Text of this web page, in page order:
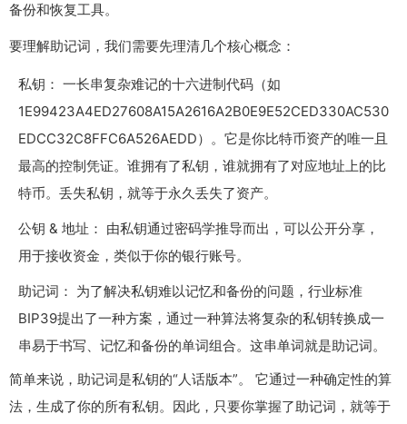
备份和恢复工具。
要理解助记词，我们需要先理清几个核心概念：
私钥： 一长串复杂难记的十六进制代码（如
1E99423A4ED27608A15A2616A2B0E9E52CED330AC530
EDCC32C8FFC6A526AEDD）。它是你比特币资产的唯一且
最高的控制凭证。谁拥有了私钥，谁就拥有了对应地址上的比
特币。丢失私钥，就等于永久丢失了资产。
公钥 & 地址： 由私钥通过密码学推导而出，可以公开分享，
用于接收资金，类似于你的银行账号。
助记词： 为了解决私钥难以记忆和备份的问题，行业标准
BIP39提出了一种方案，通过一种算法将复杂的私钥转换成一
串易于书写、记忆和备份的单词组合。这串单词就是助记词。
简单来说，助记词是私钥的“人话版本”。 它通过一种确定性的算
法，生成了你的所有私钥。因此，只要你掌握了助记词，就等于